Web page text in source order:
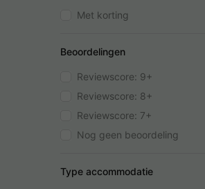
Met korting
Beoordelingen
Reviewscore: 9+
Reviewscore: 8+
Reviewscore: 7+
Nog geen beoordeling
Type accommodatie